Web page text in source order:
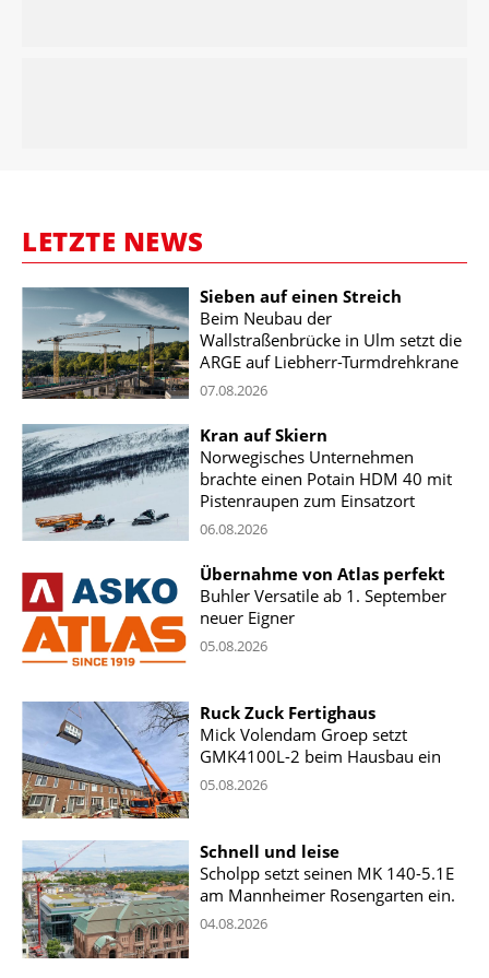
LETZTE NEWS
Sieben auf einen Streich
Beim Neubau der
Wallstraßenbrücke in Ulm setzt die
ARGE auf Liebherr-Turmdrehkrane
07.08.2026
Kran auf Skiern
Norwegisches Unternehmen
brachte einen Potain HDM 40 mit
Pistenraupen zum Einsatzort
06.08.2026
Übernahme von Atlas perfekt
Buhler Versatile ab 1. September
neuer Eigner
05.08.2026
Ruck Zuck Fertighaus
Mick Volendam Groep setzt
GMK4100L-2 beim Hausbau ein
05.08.2026
Schnell und leise
Scholpp setzt seinen MK 140-5.1E
am Mannheimer Rosengarten ein.
04.08.2026